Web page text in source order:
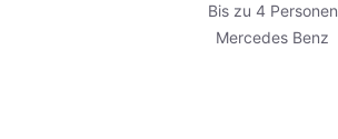
Bis zu 4 Personen
Mercedes Benz